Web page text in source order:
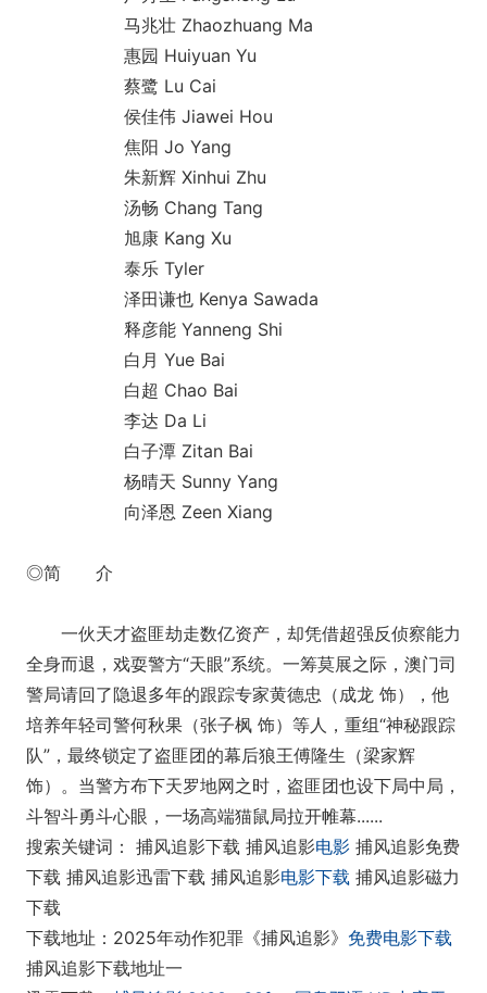
马兆壮 Zhaozhuang Ma
惠园 Huiyuan Yu
蔡鹭 Lu Cai
侯佳伟 Jiawei Hou
焦阳 Jo Yang
朱新辉 Xinhui Zhu
汤畅 Chang Tang
旭康 Kang Xu
泰乐 Tyler
泽田谦也 Kenya Sawada
释彦能 Yanneng Shi
白月 Yue Bai
白超 Chao Bai
李达 Da Li
白子潭 Zitan Bai
杨晴天 Sunny Yang
向泽恩 Zeen Xiang
◎简 介
一伙天才盗匪劫走数亿资产，却凭借超强反侦察能力
全身而退，戏耍警方“天眼”系统。一筹莫展之际，澳门司
警局请回了隐退多年的跟踪专家黄德忠（成龙 饰），他
培养年轻司警何秋果（张子枫 饰）等人，重组“神秘跟踪
队”，最终锁定了盗匪团的幕后狼王傅隆生（梁家辉
饰）。当警方布下天罗地网之时，盗匪团也设下局中局，
斗智斗勇斗心眼，一场高端猫鼠局拉开帷幕......
搜索关键词： 捕风追影下载 捕风追影电影 捕风追影免费
下载 捕风追影迅雷下载 捕风追影电影下载 捕风追影磁力
下载
下载地址：2025年动作犯罪《捕风追影》 免费电影下载
捕风追影下载地址一